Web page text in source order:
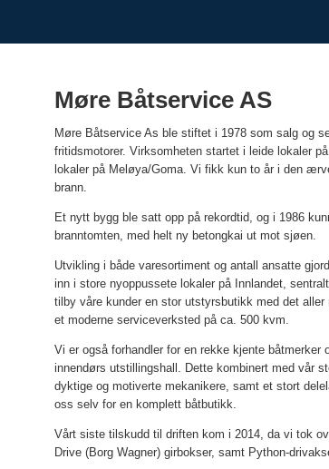
Møre Båtservice AS
Møre Båtservice As ble stiftet i 1978 som salg og
fritidsmotorer. Virksomheten startet i leide lokaler
lokaler på Meløya/Goma. Vi fikk kun to år i den
brann.
Et nytt bygg ble satt opp på rekordtid, og i 1986
branntomten, med helt ny betongkai ut mot sjøen.
Utvikling i både varesortiment og antall ansatte
inn i store nyoppussete lokaler på Innlandet,
tilby våre kunder en stor utstyrsbutikk med det
et moderne serviceverksted på ca. 500 kvm.
Vi er også forhandler for en rekke kjente
innendørs utstillingshall. Dette kombinert med vår
dyktige og motiverte mekanikere, samt et stort
oss selv for en komplett båtbutikk.
Vårt siste tilskudd til driften kom i 2014, da vi tok
Drive (Borg Wagner) girbokser, samt Python-